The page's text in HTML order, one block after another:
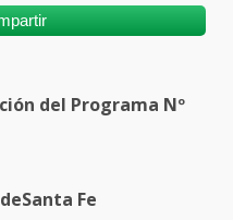
del Programa Nº
Fe